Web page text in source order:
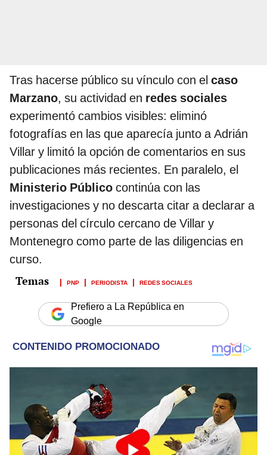
Tras hacerse público su vínculo con el caso
Marzano, su actividad en redes sociales
experimentó cambios visibles: eliminó
fotografías en las que aparecía junto a Adrián
Villar y limitó la opción de comentarios en sus
publicaciones más recientes. En paralelo, el
Ministerio Público continúa con las
investigaciones y no descarta citar a declarar a
personas del círculo cercano de Villar y
Montenegro como parte de las diligencias en
curso.
PNP PERIODISTA REDES SOCIALES
Prefiero a La República en
Google